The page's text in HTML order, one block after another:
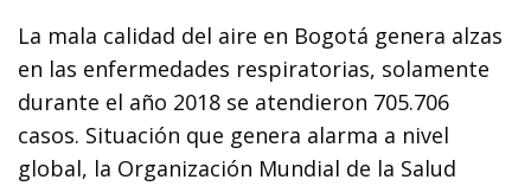
La mala calidad del aire en Bogotá genera alzas
en las enfermedades respiratorias, solamente
durante el año 2018 se atendieron 705.706
casos. Situación que genera alarma a nivel
global, la Organización Mundial de la Salud